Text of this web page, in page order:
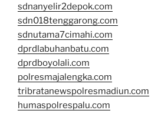
sdnanyelir2depok.com
sdn018tenggarong.com
sdnutama7cimahi.com
dprdlabuhanbatu.com
dprdboyolali.com
polresmajalengka.com
tribratanewspolresmadiun.com
humaspolrespalu.com